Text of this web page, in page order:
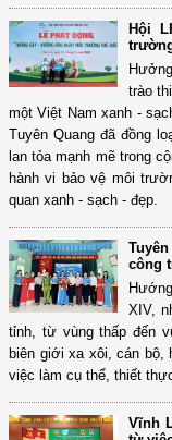
Hội
trào
một Việt Nam xanh -
Tuyên Quang đã đồng
lan tỏa mạnh mẽ trong
hành vi bảo vệ môi
quan xanh - sạch - đẹp.
công
XIV,
tỉnh, từ vùng thấp đến
biên giới xa xôi, cán bộ,
việc làm cụ thể, thiết
Vĩnh